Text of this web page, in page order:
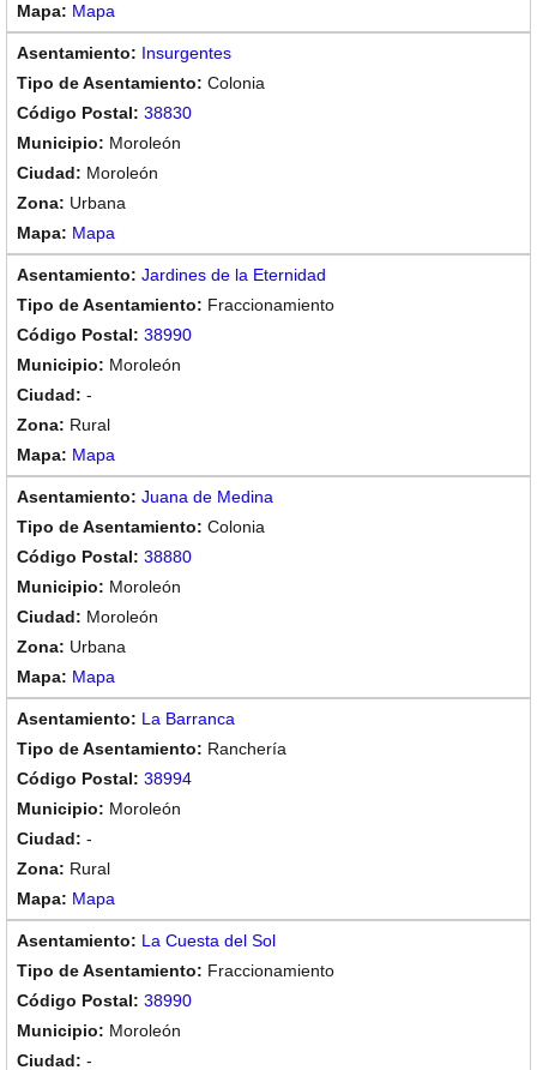
Mapa
Insurgentes
Colonia
38830
Moroleón
Moroleón
Urbana
Mapa
Jardines de la Eternidad
Fraccionamiento
38990
Moroleón
-
Rural
Mapa
Juana de Medina
Colonia
38880
Moroleón
Moroleón
Urbana
Mapa
La Barranca
Ranchería
38994
Moroleón
-
Rural
Mapa
La Cuesta del Sol
Fraccionamiento
38990
Moroleón
-